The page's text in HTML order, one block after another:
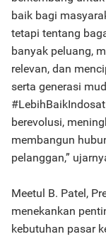
baik bagi
tetapi tentang
banyak peluang,
relevan, dan
serta generasi
berevolusi,
membangun
pelanggan,”
Meetul B. Patel,
menekankan
kebutuhan pasar